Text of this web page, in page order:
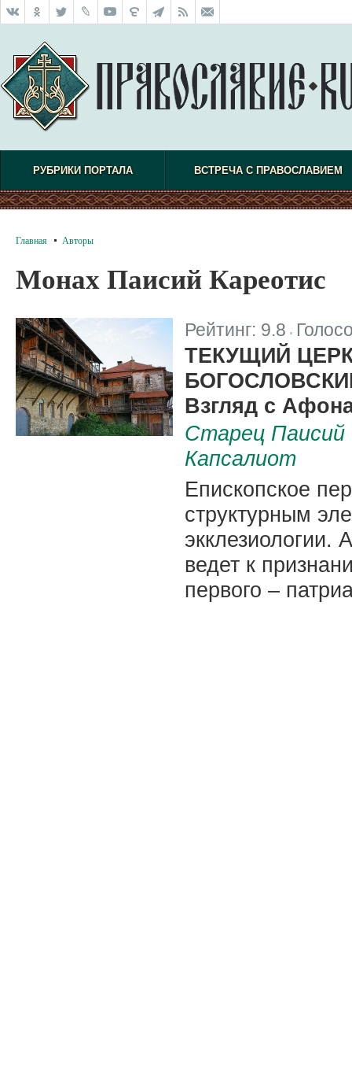
РУБРИКИ ПОРТАЛА ВСТРЕЧА С ПРАВОСЛАВИЕМ
Главная Авторы
Монах Паисий Кареотис
Рейтинг: 9.8
ТЕКУЩИЙ
Взгляд с
Старец
Капсалиот
Епископское
структурным
экклезиологии.
ведет к
первого –